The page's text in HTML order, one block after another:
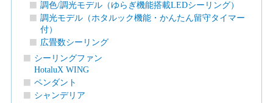
調色/調光モデル（ゆらぎ機能搭載LEDシーリング）
調光モデル（ホタルック機能・かんたん留守タイマー
付）
広畳数シーリング
シーリングファン
HotaluX WING
ペンダント
シャンデリア